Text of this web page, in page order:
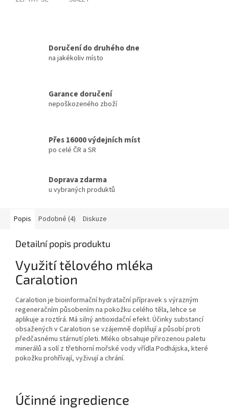
Doručení do druhého dne
na jakékoliv místo
Garance doručení
nepoškozeného zboží
Přes 16000 výdejních míst
po celé ČR a SR
Doprava zdarma
u vybraných produktů
Popis Podobné (4) Diskuze
Detailní popis produktu
Využití tělového mléka
Caralotion
Caralotion je bioinformační hydratační přípravek s výrazným
regeneračním působením na pokožku celého těla, lehce se
aplikuje a roztírá. Má silný antioxidační efekt. Účinky substancí
obsažených v Caralotion se vzájemně doplňují a působí proti
předčasnému stárnutí pleti. Mléko obsahuje přirozenou paletu
minerálů a solí z třetihorní mořské vody vřídla Podhájska, které
pokožku prohřívají, vyživují a chrání.
Účinné ingredience